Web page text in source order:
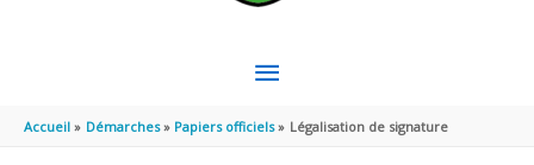
MENU
PRINCIPAL
Accueil Démarches Papiers officiels Légalisation de signature